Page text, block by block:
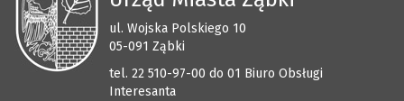
ul. Wojska Polskiego 10
05-091 Ząbki
tel. 22 510-97-00 do 01 Biuro Obsługi
Interesanta